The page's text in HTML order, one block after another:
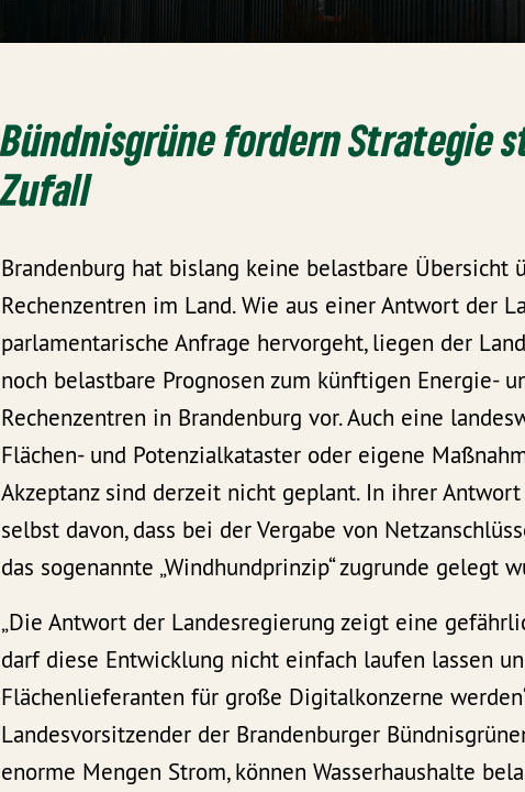
Bündnisgrüne fordern Strategie
Zufall
Brandenburg hat bislang keine belastbare Übersicht
Rechenzentren im Land. Wie aus einer Antwort der
parlamentarische Anfrage hervorgeht, liegen der
noch belastbare Prognosen zum künftigen Energie-
Rechenzentren in Brandenburg vor. Auch eine
Flächen- und Potenzialkataster oder eigene
Akzeptanz sind derzeit nicht geplant. In ihrer
selbst davon, dass bei der Vergabe von
das sogenannte „Windhundprinzip“ zugrunde gelegt
„Die Antwort der Landesregierung zeigt eine
darf diese Entwicklung nicht einfach laufen lassen
Flächenlieferanten für große Digitalkonzerne
Landesvorsitzender der Brandenburger
enorme Mengen Strom, können Wasserhaushalte